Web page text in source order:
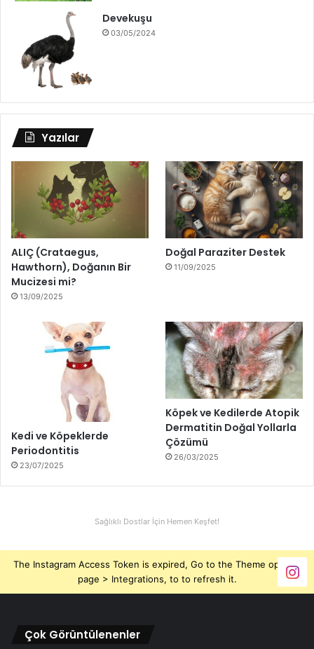
Devekuşu
03/05/2024
Yazılar
ALIÇ (Crataegus,
Hawthorn), Doğanın Bir
Mucizesi mi?
13/09/2025
Doğal Paraziter Destek
11/09/2025
Kedi ve Köpeklerde
Periodontitis
23/07/2025
Köpek ve Kedilerde Atopik
Dermatitin Doğal Yollarla
Çözümü
26/03/2025
Sağlıklı Dostlar İçin Hemen Keşfet!
The Instagram Access Token is expired, Go to the Theme options
page > Integrations, to to refresh it.
Çok Görüntülenenler